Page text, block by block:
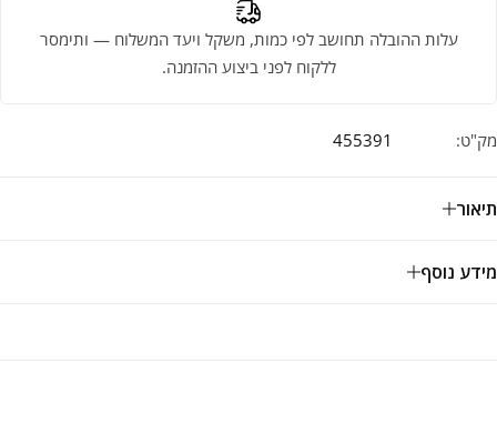
עלות ההובלה תחושב לפי כמות, משקל ויעד המשלוח — ותימסר
ללקוח לפני ביצוע ההזמנה.
מק"ט: 455391
תיאור
מידע נוסף